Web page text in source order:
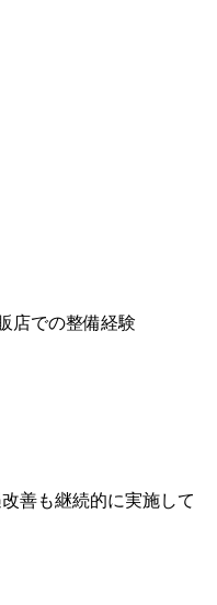
店での整備経験
善も継続的に実施して